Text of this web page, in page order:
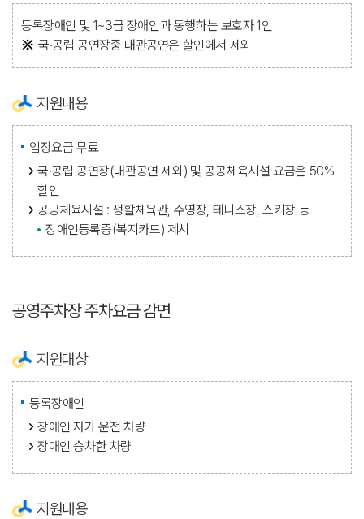
등록장애인 및 1~3급 장애인과 동행하는 보호자 1인
국·공립 공연장중 대관공연은 할인에서 제외
지원내용
입장요금 무료
국·공립 공연장(대관공연 제외) 및 공공체육시설 요금은 50%
할인
공공체육시설 : 생활체육관, 수영장, 테니스장, 스키장 등
장애인등록증(복지카드) 제시
공영주차장 주차요금 감면
지원대상
등록장애인
장애인 자가 운전 차량
장애인 승차한 차량
지원내용